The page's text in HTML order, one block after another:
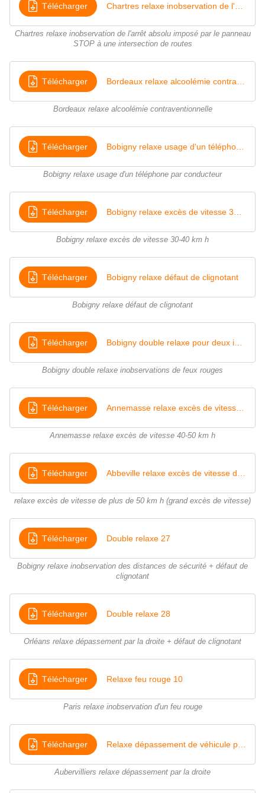
Télécharger
Chartres relaxe inobservation de l'arrêt absolu imposé par le panneau
STOP à une intersection de routes
Télécharger
Bordeaux relaxe alcoolémie contraventionnelle
Télécharger
Bobigny relaxe usage d'un téléphone par conducteur
Télécharger
Bobigny relaxe excès de vitesse 30-40 km h
Télécharger Bobigny relaxe défaut de clignotant
Bobigny relaxe défaut de clignotant
Télécharger
Bobigny double relaxe inobservations de feux rouges
Télécharger
Annemasse relaxe excès de vitesse 40-50 km h
Télécharger
relaxe excès de vitesse de plus de 50 km h (grand excès de vitesse)
Télécharger Double relaxe 27
Bobigny relaxe inobservation des distances de sécurité + défaut de
clignotant
Télécharger Double relaxe 28
Orléans relaxe dépassement par la droite + défaut de clignotant
Télécharger Relaxe feu rouge 10
Paris relaxe inobservation d'un feu rouge
Télécharger
Aubervilliers relaxe dépassement par la droite